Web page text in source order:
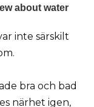
inte särskilt
bra och bad
närhet igen,